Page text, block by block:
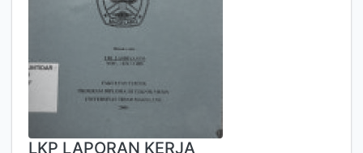
LKP LAPORAN KERJA